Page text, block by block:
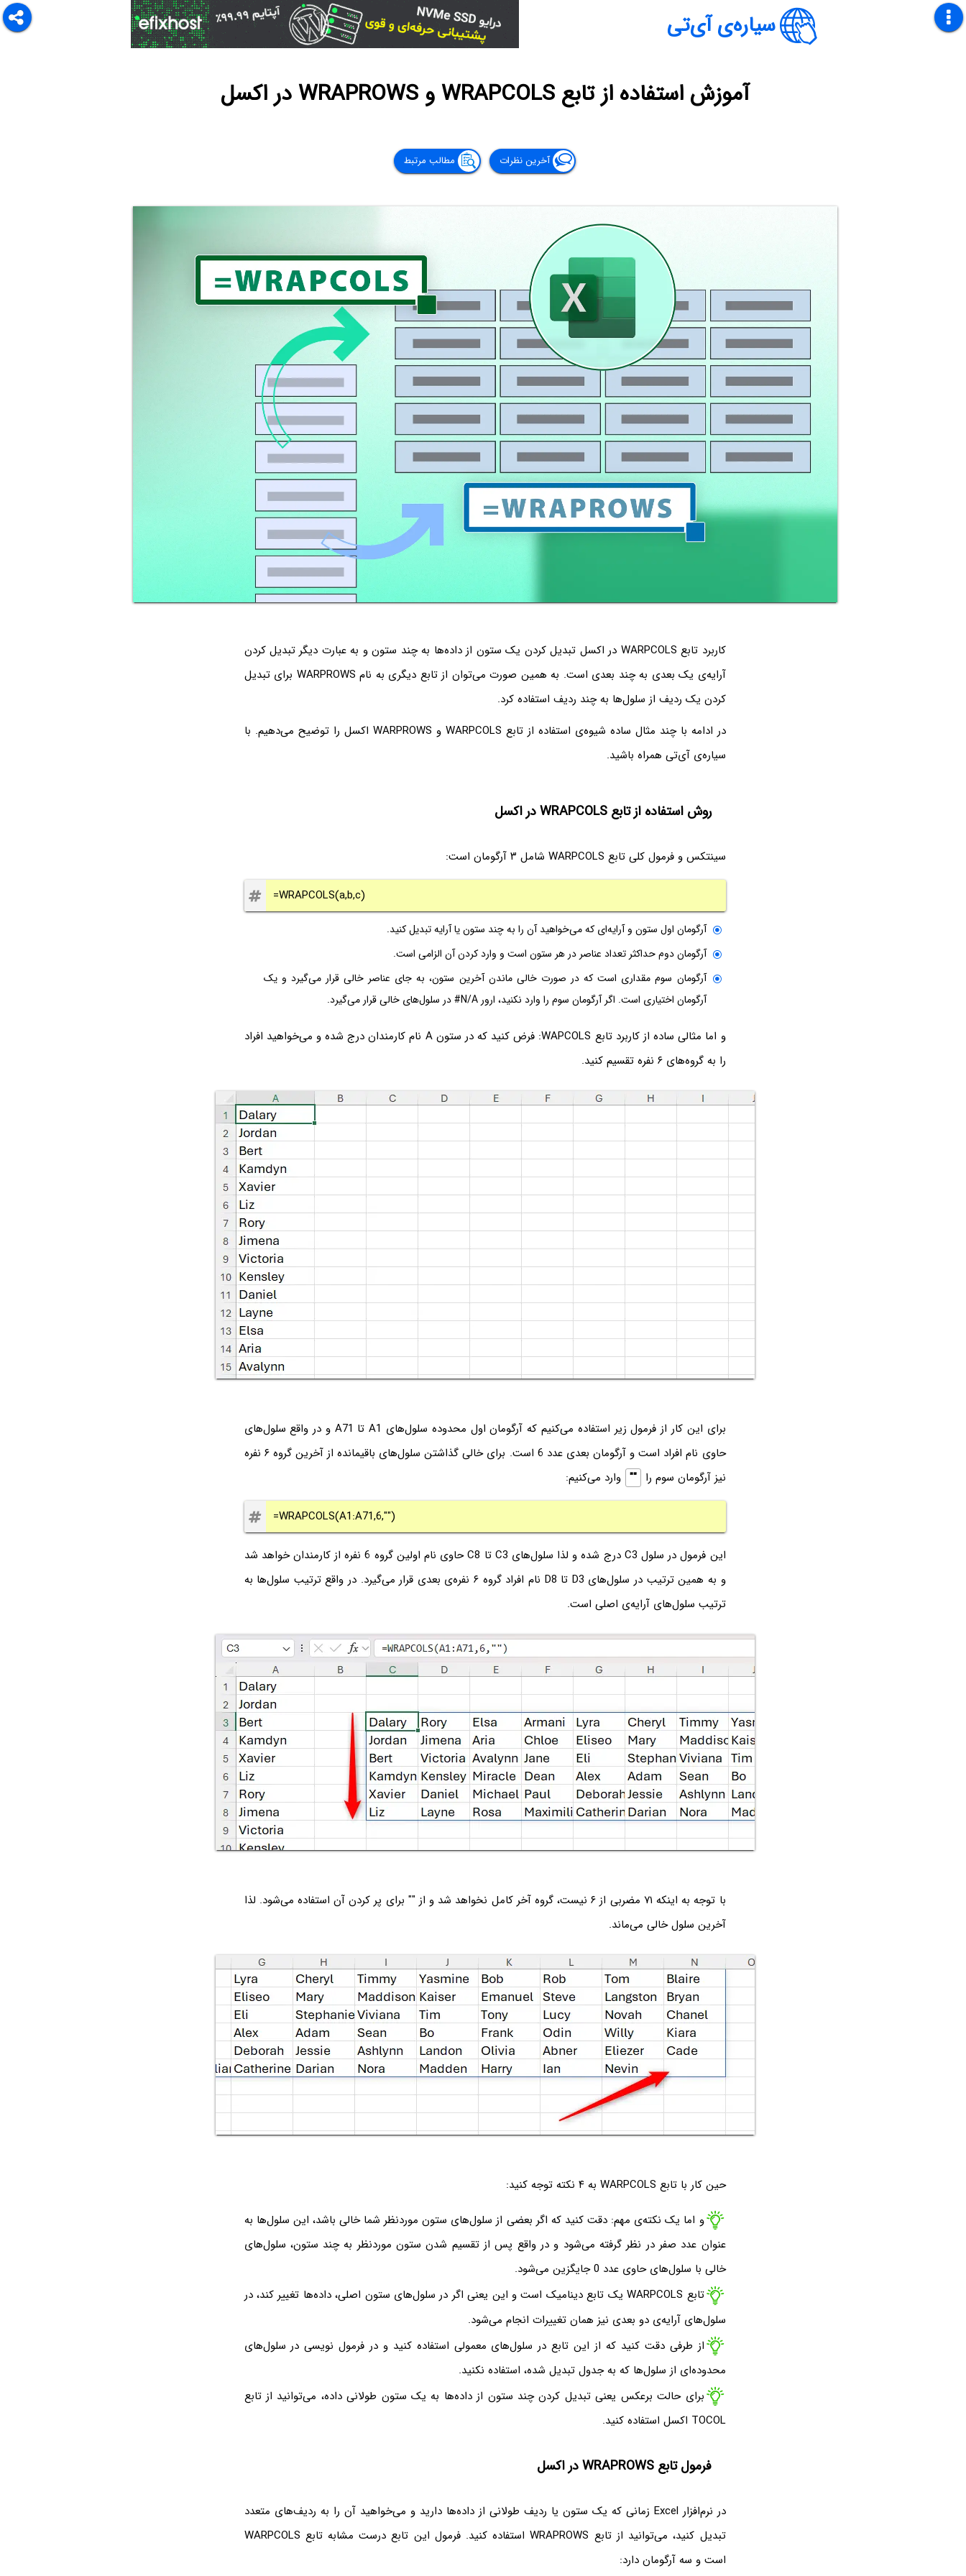
سیاره‌ی آی‌تی
آموزش استفاده از تابع WRAPCOLS و WRAPROWS در اکسل
آخرین نظرات مطالب مرتبط
کاربرد تابع WARPCOLS در اکسل تبدیل کردن یک ستون از داده‌ها به چند ستون و به عبارت دیگر تبدیل کردن
آرایه‌ی یک بعدی به چند بعدی است. به همین صورت می‌توان از تابع دیگری به نام WARPROWS برای تبدیل
کردن یک ردیف از سلول‌ها به چند ردیف استفاده کرد.
در ادامه با چند مثال ساده شیوه‌ی استفاده از تابع WARPCOLS و WARPROWS اکسل را توضیح می‌دهیم. با
سیاره‌ی آی‌تی همراه باشید.
روش استفاده از تابع WRAPCOLS در اکسل
سینتکس و فرمول کلی تابع WARPCOLS شامل ۳ آرگومان است:
=WRAPCOLS(a,b,c)
آرگومان اول ستون و آرایه‌ای که می‌خواهید آن را به چند ستون یا آرایه تبدیل کنید.
آرگومان دوم حداکثر تعداد عناصر در هر ستون است و وارد کردن آن الزامی است.
آرگومان سوم مقداری است که در صورت خالی ماندن آخرین ستون، به جای عناصر خالی قرار می‌گیرد و یک
آرگومان اختیاری است. اگر آرگومان سوم را وارد نکنید، ارور#N/Aدر سلول‌های خالی قرار می‌گیرد.
و اما مثالی ساده از کاربرد تابع WAPCOLS: فرض کنید که در ستون A نام کارمندان درج شده و می‌خواهید افراد
را به گروه‌های ۶ نفره تقسیم کنید.
برای این کار از فرمول زیر استفاده می‌کنیم که آرگومان اول محدوده سلول‌های A1 تا A71 و در واقع سلول‌های
حاوی نام افراد است و آرگومان بعدی عدد 6 است. برای خالی گذاشتن سلول‌های باقیمانده از آخرین گروه ۶ نفره
نیز آرگومان سوم را "" وارد می‌کنیم:
=WRAPCOLS(A1:A71,6,"")
این فرمول در سلول C3 درج شده و لذا سلول‌های C3 تا C8 حاوی نام اولین گروه 6 نفره از کارمندان خواهد شد
و به همین‌ ترتیب در سلول‌های D3 تا D8 نام افراد گروه ۶ نفره‌ی بعدی قرار می‌گیرد. در واقع ترتیب سلول‌ها به
ترتیب سلول‌های آرایه‌ی اصلی است.
با توجه به اینکه ۷۱ مضربی از ۶ نیست، گروه آخر کامل نخواهد شد و از "" برای پر کردن آن استفاده می‌شود. لذا
آخرین سلول خالی می‌ماند.
حین کار با تابع WARPCOLS به ۴ نکته توجه کنید:
و اما یک نکته‌ی مهم: دقت کنید که اگر بعضی از سلول‌های ستون موردنظر شما خالی باشد، این سلول‌ها به
عنوان عدد صفر در نظر گرفته می‌شود و در واقع پس از تقسیم شدن ستون موردنظر به چند ستون، سلول‌های
خالی با سلول‌های حاوی عدد 0 جایگزین می‌شود.
تابع WARPCOLS یک تابع دینامیک است و این یعنی اگر در سلول‌های ستون اصلی، داده‌ها تغییر کند، در
سلول‌های آرایه‌ی دو بعدی نیز همان تغییرات انجام می‌شود.
از طرفی دقت کنید که از این تابع در سلول‌های معمولی استفاده کنید و در فرمول نویسی در سلول‌های
محدوده‌ای از سلول‌ها که به جدول تبدیل شده، استفاده نکنید.
برای حالت برعکس یعنی تبدیل کردن چند ستون از داده‌ها به یک ستون طولانی داده، می‌توانید از تابع
TOCOL اکسل استفاده کنید.
فرمول تابع WRAPROWS در اکسل
در نرم‌افزار Excel زمانی که یک ستون یا ردیف طولانی از داده‌ها دارید و می‌خواهید آن را به ردیف‌های متعدد
تبدیل کنید، می‌توانید از تابع WRAPROWS استفاده کنید. فرمول این تابع درست مشابه تابع WARPCOLS
است و سه آرگومان دارد: